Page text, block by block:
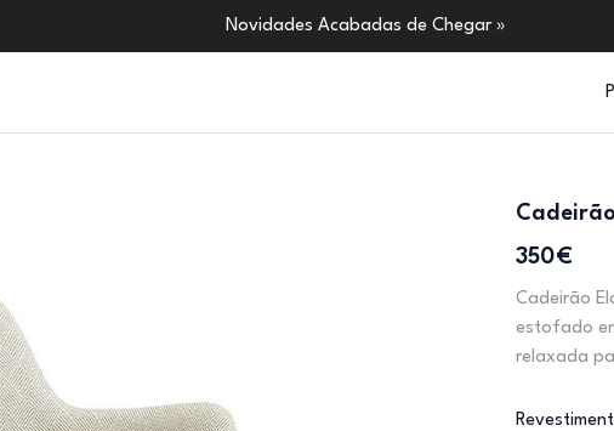
Novidades Acabadas de Chegar »
350€
Cadeirão
estofado
relaxada